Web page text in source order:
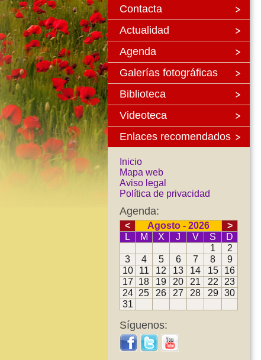
Contacta
Actualidad
Agenda
Galerías fotográficas
Biblioteca
Videoteca
Enlaces recomendados
Inicio
Mapa web
Aviso legal
Política de privacidad
Agenda:
< Agosto - 2026
>
L
M X J V S
D
1
2
3
4 5 6 7 8
9
10
11 12 13 14 15
16
17
18 19 20 21 22
23
24
25 26 27 28 29
30
31
Síguenos: